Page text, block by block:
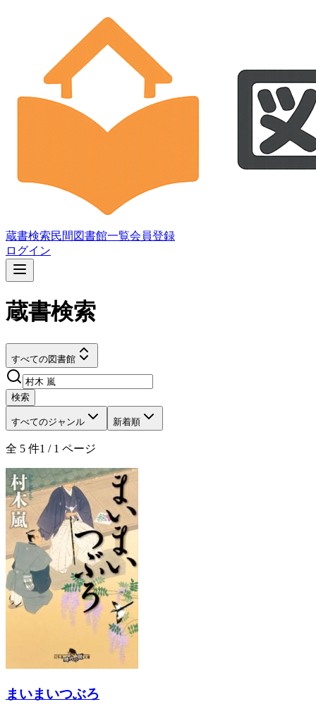
蔵書検索民間図書館一覧会員登録
ログイン
蔵書検索
すべての図書館
検索
すべてのジャンル 新着順
全 5 件1 / 1 ページ
まいまいつぶろ